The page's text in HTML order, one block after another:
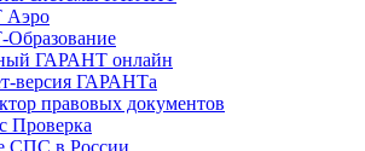
ГАРАНТ онлайн
версия ГАРАНТа
правовых документов
Проверка
СПС в России